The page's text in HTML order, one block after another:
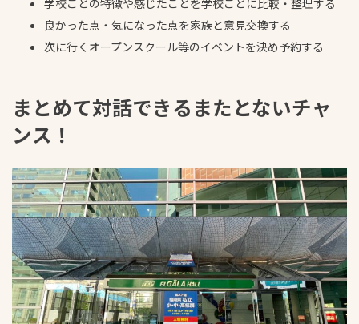
良かった点・気になった点を家族と意見交換する
次に行くオープンスクール等のイベントを決め予約する
まとめて対話できるまたとないチャ
ンス！